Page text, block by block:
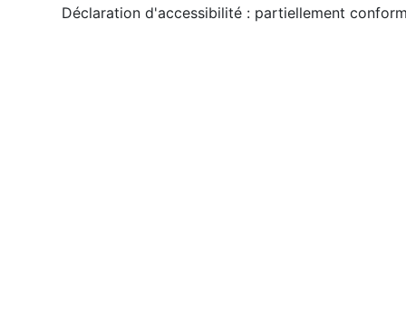
Déclaration d'accessibilité : partiellement